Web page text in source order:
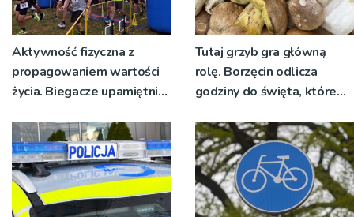
Aktywność fizyczna z
propagowaniem wartości
życia. Biegacze upamiętnili
Tutaj grzyb gra główną
rolę. Borzęcin odlicza
godziny do święta, które
pokoleń